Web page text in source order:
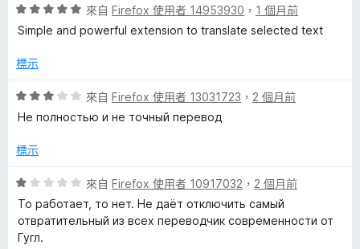
r
n
l
a
分
分
，
分
分
評
價
分
滿
分
分
來自 Firefox 使用者 14953930 ， 1 個月前
Simple and powerful extension to translate selected text
標示
評
價
分
滿
分
分
來自 Firefox 使用者 13031723 ， 2 個月前
Не полностью и не точный перевод
標示
評
價
1
分
來自 Firefox 使用者 10917032 ， 2 個月前
То работает, то нет. Не даёт отключить самый
отвратительный из всех переводчик современности от
Гугл.